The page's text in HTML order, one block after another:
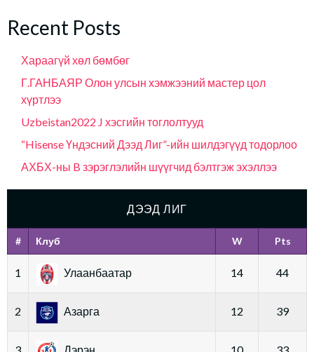
Recent Posts
Хараагүй хөл бөмбөг
Г.ГАНБАЯР Олон улсын хэмжээний мастер цол
хүртлээ
Uzbeistan2022 J хэсгийн тоглолтууд
“Hisense Үндэсний Дээд Лиг”-ийн шилдэгүүд тодорлоо
АХБХ-ны B зэрэглэлийн шүүгчид бэлтгэж эхэллээ
ДЭЭД ЛИГ
# Клуб W Pts
1 Улаанбаатар 14 44
2 Азарга 12 39